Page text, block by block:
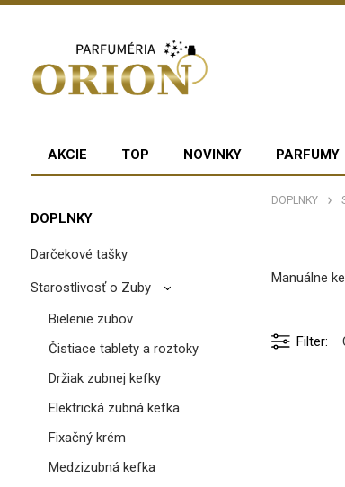
AKCIE TOP NOVINKY PARFUMY
DOPLNKY
Darčekové tašky
Starostlivosť o Zuby
Bielenie zubov
Čistiace tablety a roztoky
Držiak zubnej kefky
Elektrická zubná kefka
Fixačný krém
Medzizubná kefka
DOPLNKY
Manuálne
Filter